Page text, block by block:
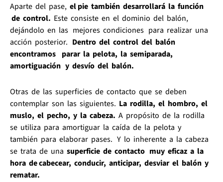
Aparte del pase, el pie también desarrollará la función
de control. Este consiste en el dominio del balón,
dejándolo en las mejores condiciones para realizar una
acción posterior. Dentro del control del balón
encontramos parar la pelota, la semiparada,
amortiguación y desvío del balón.
Otras de las superficies de contacto que se deben
contemplar son las siguientes. La rodilla, el hombro, el
muslo, el pecho, y la cabeza. A propósito de la rodilla
se utiliza para amortiguar la caída de la pelota y
también para elaborar pases. Y lo inherente a la cabeza
se trata de una superficie de contacto muy eficaz a la
hora de cabecear, conducir, anticipar, desviar el balón y
rematar.